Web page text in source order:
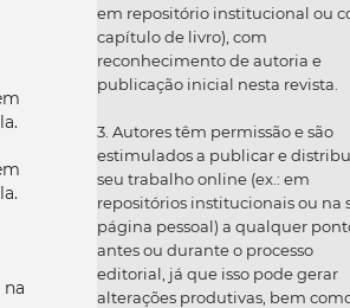
na
em repositório institucional ou
capítulo de livro), com
reconhecimento de autoria e
publicação inicial nesta revista.
3. Autores têm permissão e são
estimulados a publicar e
seu trabalho online (ex.: em
repositórios institucionais ou na
página pessoal) a qualquer
antes ou durante o processo
editorial, já que isso pode gerar
alterações produtivas, bem